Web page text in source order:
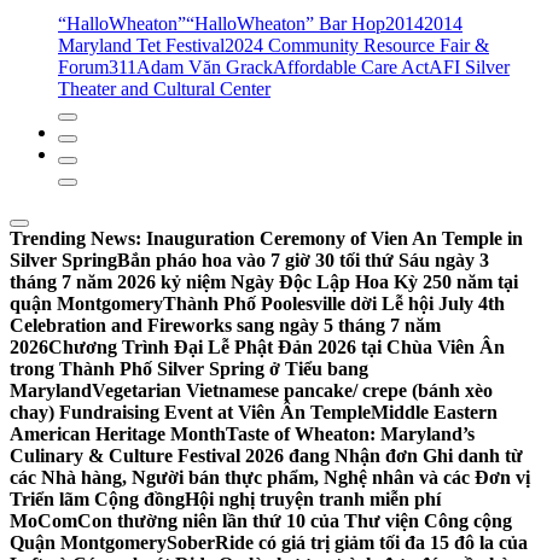
“HalloWheaton”“HalloWheaton” Bar Hop20142014
Maryland Tet Festival2024 Community Resource Fair &
Forum311 Adam Văn GrackAffordable Care ActAFI Silver
Theater and Cultural Center
Trending News: Inauguration Ceremony of Vien An Temple in
Silver SpringBắn pháo hoa vào 7 giờ 30 tối thứ Sáu ngày 3
tháng 7 năm 2026 kỷ niệm Ngày Độc Lập Hoa Kỳ 250 năm tại
quận MontgomeryThành Phố Poolesville dời Lễ hội July 4th
Celebration and Fireworks sang ngày 5 tháng 7 năm
2026Chương Trình Đại Lễ Phật Đản 2026 tại Chùa Viên Ân
trong Thành Phố Silver Spring ở Tiểu bang
MarylandVegetarian Vietnamese pancake/ crepe (bánh xèo
chay) Fundraising Event at Viên Ân TempleMiddle Eastern
American Heritage MonthTaste of Wheaton: Maryland’s
Culinary & Culture Festival 2026 đang Nhận đơn Ghi danh từ
các Nhà hàng, Người bán thực phẩm, Nghệ nhân và các Đơn vị
Triển lãm Cộng đồngHội nghị truyện tranh miễn phí
MoComCon thường niên lần thứ 10 của Thư viện Công cộng
Quận MontgomerySoberRide có giá trị giảm tối đa 15 đô la của